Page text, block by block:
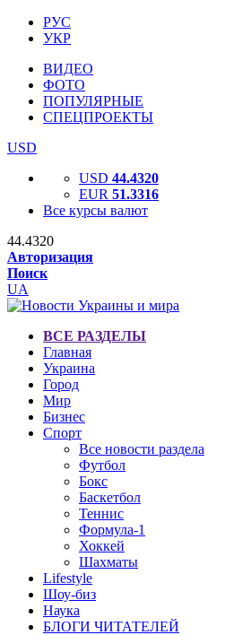
РУС
УКР
ВИДЕО
ФОТО
ПОПУЛЯРНЫЕ
СПЕЦПРОЕКТЫ
USD
USD 44.4320
EUR 51.3316
Все курсы валют
44.4320
Авторизация
Поиск
UA
ВСЕ РАЗДЕЛЫ
Главная
Украина
Город
Мир
Бизнес
Спорт
Все новости раздела
Футбол
Бокс
Баскетбол
Теннис
Формула-1
Хоккей
Шахматы
Lifestyle
Шоу-биз
Наука
БЛОГИ ЧИТАТЕЛЕЙ